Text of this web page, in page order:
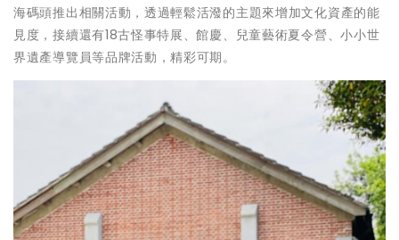
海碼頭推出相關活動，透過輕鬆活潑的主題來增加文化資產的能
見度，接續還有18古怪事特展、館慶、兒童藝術夏令營、小小世
界遺產導覽員等品牌活動，精彩可期。